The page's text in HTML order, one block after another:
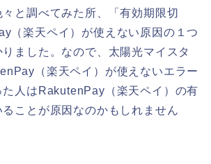
と調べてみた所、「有効期限切
（楽天ペイ）が使えない原因の１つ
ました。なので、太陽光マイスタ
（楽天ペイ）が使えないエラー
た人はRakutenPay（楽天ペイ）の有
ことが原因なのかもしれません